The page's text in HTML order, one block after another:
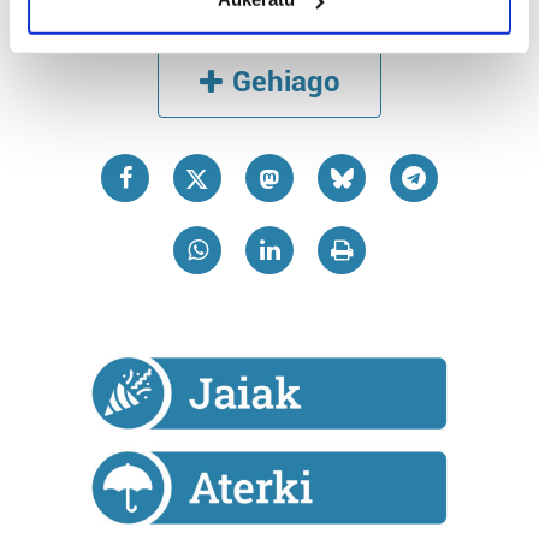
specific characteristics (fingerprinting)
Find out more about how your personal data is processed
and set your preferences in thedetails section
Guk eta gure bazkideek zure datu pertsonalak
prozesatzen ditugu, zure IP zenbakia, besteak beste,
pertsonalizatuak eskaintzeko, iragarkiak eta edukia
neurtzeko, jendeari buruzko informazioa biltzeko eta
Bazkide batzuek ez dizute baimenik eskatzen, eta beren
interes komertzial legitimoetan babesten dira. Ikusi gure
duten interes legitimoa eta horren aurka nola egin
dezakezun ikusteko.
Gehiago